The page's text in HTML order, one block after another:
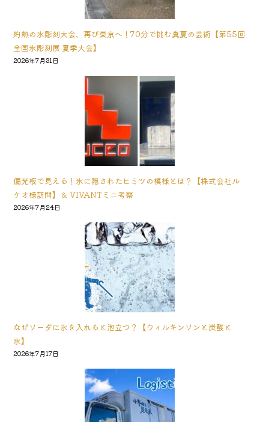
灼熱の氷彫刻大会、再び東京へ！70分で挑む真夏の芸術【第55回
全国氷彫刻展 夏季大会】
2026年7月31日
偏光板で見える！氷に隠されたヒミツの模様とは？【株式会社ル
ケオ様訪問】＆ VIVANTミニ考察
2026年7月24日
なぜソーダに氷を入れると泡立つ？【ウィルキンソンと炭酸と
氷】
2026年7月17日